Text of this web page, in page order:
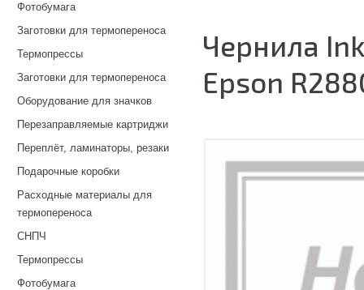
Фотобумага
Заготовки для термопереноса
Термопрессы
Заготовки для термопереноса
Оборудование для значков
Перезаправляемые картриджи
Переплёт, ламинаторы, резаки
Подарочные коробки
Расходные материалы для
термопереноса
СНПЧ
Термопрессы
Фотобумага
Чернила
Epson